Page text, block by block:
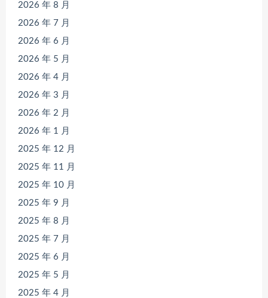
2026 年 8 月
2026 年 7 月
2026 年 6 月
2026 年 5 月
2026 年 4 月
2026 年 3 月
2026 年 2 月
2026 年 1 月
2025 年 12 月
2025 年 11 月
2025 年 10 月
2025 年 9 月
2025 年 8 月
2025 年 7 月
2025 年 6 月
2025 年 5 月
2025 年 4 月